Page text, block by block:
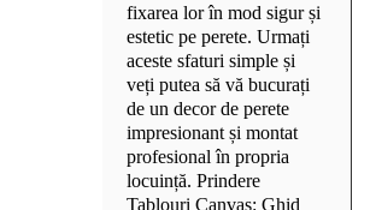
fixarea lor în mod sigur și
estetic pe perete. Urmați
aceste sfaturi simple și
veți putea să vă bucurați
de un decor de perete
impresionant și montat
profesional în propria
locuință. Prindere
Tablouri Canvas: Ghid